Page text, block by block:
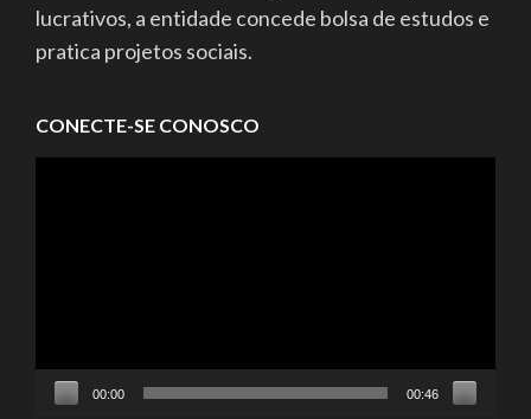
lucrativos, a entidade concede bolsa de estudos e
pratica projetos sociais.
CONECTE-SE CONOSCO
00:00 00:46